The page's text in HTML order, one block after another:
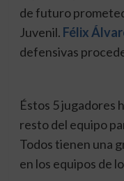
de futuro
Juvenil. Félix
defensivas
Éstos 5 jugadores
resto del equipo
Todos tienen una
en los equipos de